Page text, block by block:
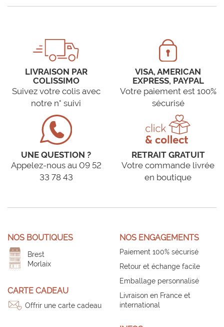
LIVRAISON PAR
COLISSIMO
Suivez votre colis avec
notre n° suivi
VISA, AMERICAN
EXPRESS, PAYPAL
Votre paiement est 100%
sécurisé
UNE QUESTION ?
Appelez-nous au 09 52
33 78 43
RETRAIT GRATUIT
Votre commande livrée
en boutique
NOS BOUTIQUES
Brest
Morlaix
CARTE CADEAU
Offrir une carte cadeau
NOS ENGAGEMENTS
Paiement 100% sécurisé
Retour et échange facile
Emballage personnalisé
Livraison en France et
international